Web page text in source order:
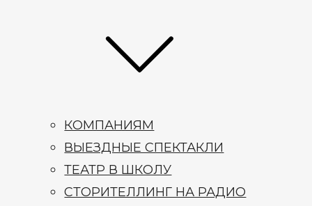
КОМПАНИЯМ
ВЫЕЗДНЫЕ СПЕКТАКЛИ
ТЕАТР В ШКОЛУ
СТОРИТЕЛЛИНГ НА РАДИО